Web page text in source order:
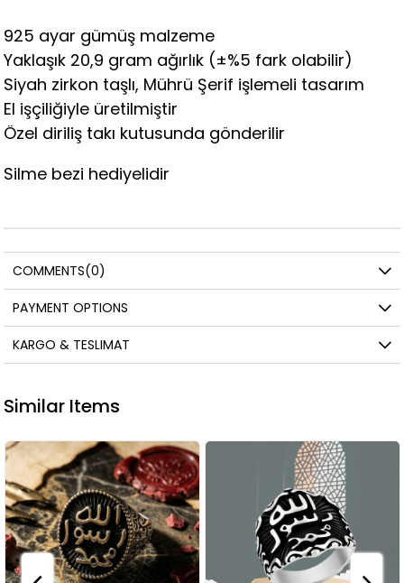
925 ayar gümüş malzeme
Yaklaşık 20,9 gram ağırlık (±%5 fark olabilir)
Siyah zirkon taşlı, Mührü Şerif işlemeli tasarım
El işçiliğiyle üretilmiştir
Özel diriliş takı kutusunda gönderilir
Silme bezi hediyelidir
COMMENTS(0)
PAYMENT OPTIONS
KARGO & TESLIMAT
Similar Items